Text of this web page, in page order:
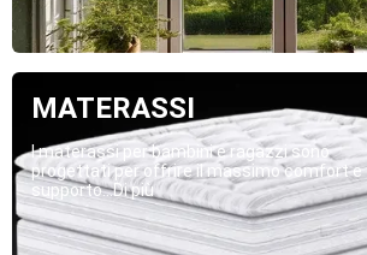
MATERASSI
I materassi per bambini e ragazzi sono
progettati per offrire il massimo comfort e
supporto...Di più